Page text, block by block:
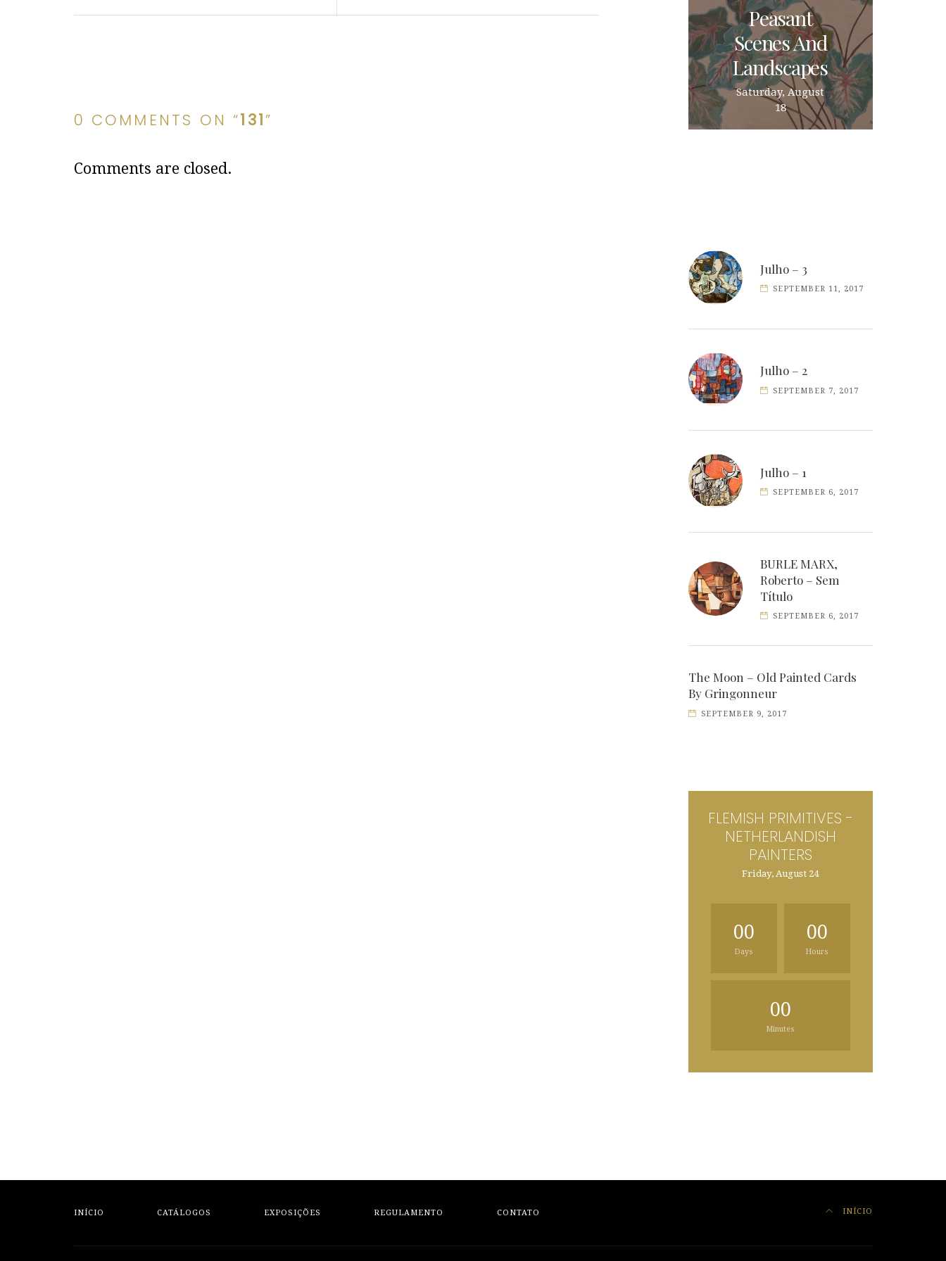
0 COMMENTS ON “131”
Comments are closed.
Peasant
Scenes And
Landscapes
Saturday, August
18
Julho – 3
SEPTEMBER 11, 2017
Julho – 2
SEPTEMBER 7, 2017
Julho – 1
SEPTEMBER 6, 2017
BURLE MARX,
Roberto – Sem
Título
SEPTEMBER 6, 2017
The Moon – Old Painted Cards
By Gringonneur
SEPTEMBER 9, 2017
FLEMISH PRIMITIVES -
NETHERLANDISH
PAINTERS
Friday, August 24
00
Days
00
Hours
00
Minutes
INÍCIO CATÁLOGOS EXPOSIÇÕES REGULAMENTO CONTATO INÍCIO